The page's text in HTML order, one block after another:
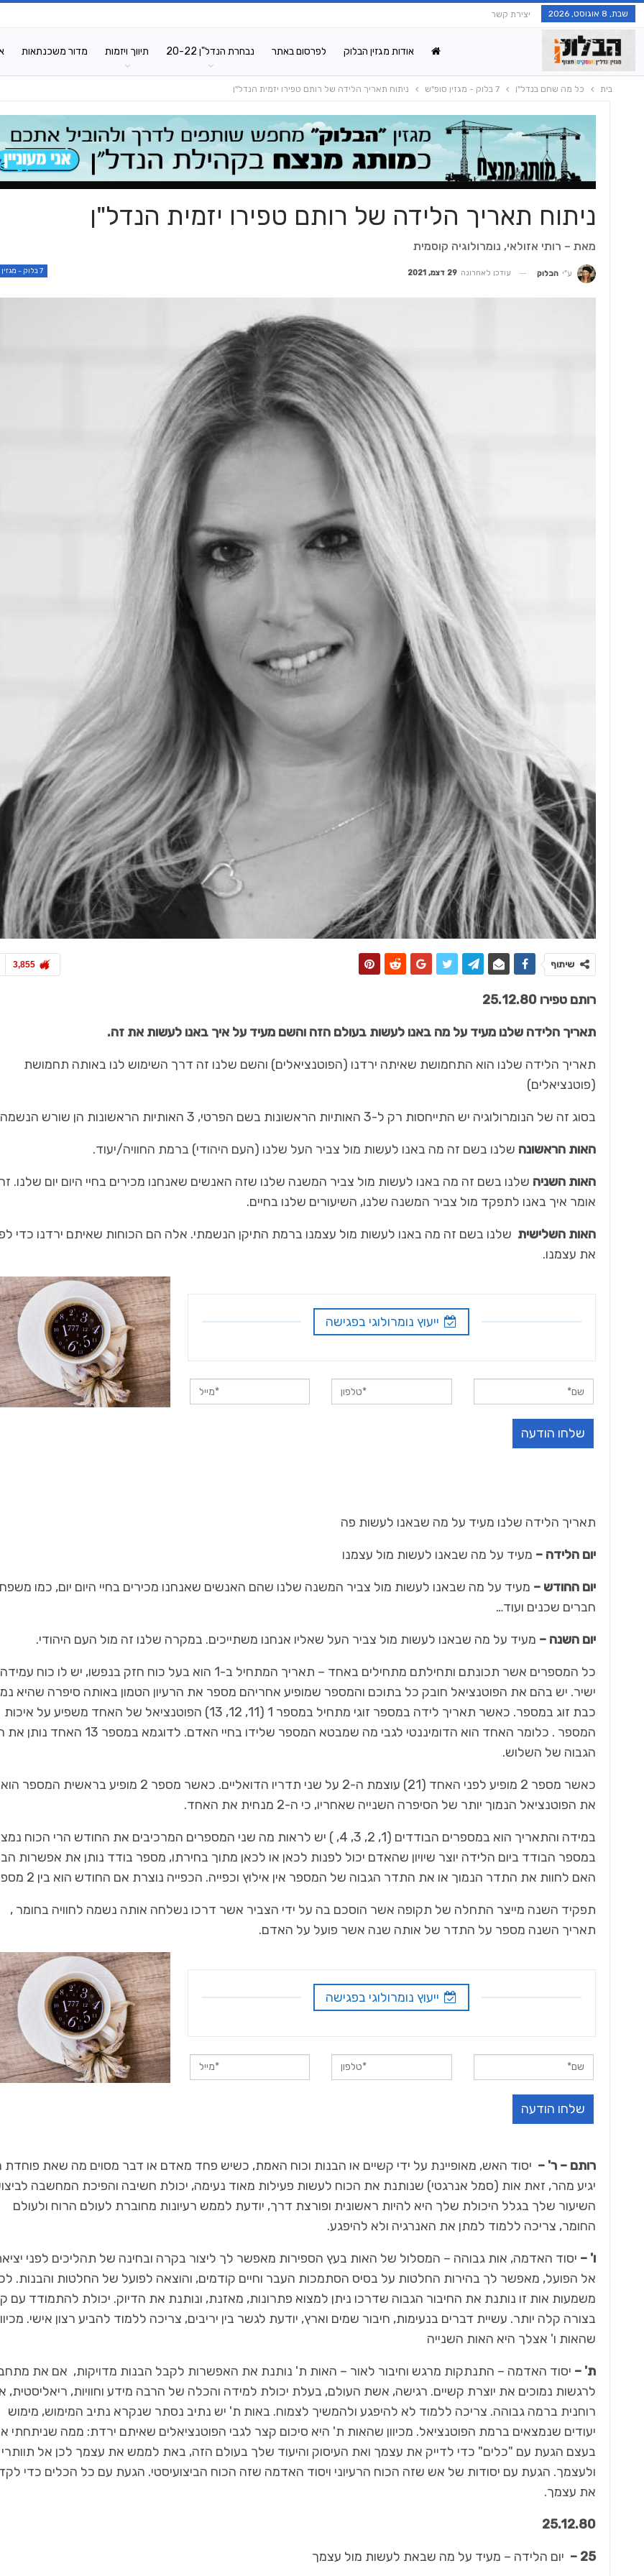
שבת, 8 אוגוסט, 2026 יצירת קשר
אודות מגזין הבלוק לפרסום באתר נבחרת הנדל"ן 20-22 תיווך ויזמות מדור משכנתאות
בית כל מה שחם בנדל"ן 7 בלוק - מגזין סופ"ש ניתוח תאריך הלידה של רותם טפירו יזמית הנדל"ן
ניתוח תאריך הלידה של רותם טפירו יזמית הנדל"ן
מאת – רותי אזולאי, נומרולוגיה קוסמית
7 בלוק - מגזין סופ"ש ע"י הבלוק עודכן לאחרונה 29 דצמ, 2021
3,855 שיתוף
רותם טפירו 25.12.80
תאריך הלידה שלנו מעיד על מה באנו לעשות בעולם הזה והשם מעיד על איך באנו לעשות את זה.
תאריך הלידה שלנו הוא התחמושת שאיתה ירדנו (הפוטנציאלים) והשם שלנו זה דרך השימוש לנו באותה תחמושת
(פוטנציאלים)
בסוג זה של הנומרולוגיה יש התייחסות רק ל-3 האותיות הראשונות בשם הפרטי, 3 האותיות הראשונות הן שורש הנשמה.
האות הראשונה שלנו בשם זה מה באנו לעשות מול צביר העל שלנו (העם היהודי) ברמת החוויה/יעוד.
האות השניה שלנו בשם זה מה באנו לעשות מול צביר המשנה שלנו שזה האנשים שאנחנו מכירים בחיי היום יום שלנו.
אומר איך באנו לתפקד מול צביר המשנה שלנו, השיעורים שלנו בחיים.
האות השלישית שלנו בשם זה מה באנו לעשות מול עצמנו ברמת התיקן הנשמתי. אלה הם הכוחות שאיתם ירדנו כדי
את עצמנו.
ייעוץ נומרולוגי בפגישה
תאריך הלידה שלנו מעיד על מה שבאנו לעשות פה
יום הלידה – מעיד על מה שבאנו לעשות מול עצמנו
יום החודש – מעיד על מה שבאנו לעשות מול צביר המשנה שלנו שהם האנשים שאנחנו מכירים בחיי היום יום, כמו
חברים שכנים ועוד…
יום השנה – מעיד על מה שבאנו לעשות מול צביר העל שאליו אנחנו משתייכים. במקרה שלנו זה מול העם היהודי.
כל המספרים אשר תכונתם ותחילתם מתחילים באחד – תאריך המתחיל ב-1 הוא בעל כוח חזק בנפשו, יש לו
ישיר. יש בהם את הפוטנציאל חובק כל בתוכם והמספר שמופיע אחריהם מספר את הרעיון הטמון באותה סיפרה שהיא
כבת זוג במספר. כאשר תאריך לידה במספר זוגי מתחיל במספר 1 (11, 12, 13) הפוטנציאל של האחד משפיע על איכות
המספר . כלומר האחד הוא הדומיננטי לגבי מה שמבטא המספר שלידו בחיי האדם. לדוגמא
הגבוה של השלוש.
כאשר מספר 2 מופיע לפני האחד (21) עוצמת ה-2 על שני תדריו הדואליים. כאשר מספר 2 מופיע
את הפוטנציאל הנמוך יותר של הסיפרה השנייה שאחריו, כי ה-2 מנחית את האחד.
במידה והתאריך הוא במספרים הבודדים (1, 2, 3, 4, ) יש לראות מה שני המספרים המרכיבים את החודש הרי הכוח
במספר הבודד ביום הלידה יוצר שיויון שהאדם יכול לפנות לכאן או לכאן מתוך בחירתו, מספר בודד נותן את אפשרות
האם לחוות את התדר הנמוך או את התדר הגבוה של המספר אין אילוץ וכפייה. הכפייה נוצרת אם החודש הוא בין 2 מספרים
תפקיד השנה מייצר התחלה של תקופה אשר הוסכם בה על ידי הצביר אשר דרכו נשלחה אותה נשמה לחוויה בחומר ,
תאריך השנה מספר על התדר של אותה שנה אשר פועל על האדם.
ייעוץ נומרולוגי בפגישה
רותם – ר' – יסוד האש, מאופיינת על ידי קשיים או הבנות וכוח האמת, כשיש פחד מאדם או דבר מסוים מה שאת פוחדת
יגיע מהר, זאת אות (סמל אנרגטי) שנותנת את הכוח לעשות פעילות מאוד נעימה, יכולת חשיבה והפיכת המחשבה
השיעור שלך בגלל היכולת שלך היא להיות ראשונית ופורצת דרך, יודעת לממש רעיונות מחוברת לעולם הרוח ולעולם
החומר, צריכה ללמוד למתן את האנרגיה ולא להיפגע.
ו' – יסוד האדמה, אות גבוהה – המסלול של האות בעץ הספירות מאפשר לך ליצור בקרה ובחינה של תהליכים לפני
אל הפועל, מאפשר לך בהירות החלטות על בסיס הסתמכות העבר וחיים קודמים, והוצאה לפועל של החלטות והבנות.
משמעות אות זו נותנת את החיבור הגבוה שדרכו ניתן למצוא פתרונות, מאזנת, ונותנת את הדיוק. יכולת להתמודד עם
בצורה קלה יותר. עשיית דברים בנעימות, חיבור שמים וארץ, יודעת לגשר בין יריבים, צריכה ללמוד להביע רצון אישי.
שהאות ו' אצלך היא האות השנייה
ת' – יסוד האדמה – התנתקות מרגש וחיבור לאור – האות ת' נותנת את האפשרות לקבל הבנות מדויקות, אם את
לרגשות נמוכים את יוצרת קשיים. רגישה, אשת העולם, בעלת יכולת למידה והכלה של הרבה מידע וחוויות, ריאליסטית,
רוחנית ברמה גבוהה. צריכה ללמוד לא להיפגע ולהמשיך לצמוח. באות ת' יש נתיב נסתר שנקרא נתיב המימוש, מימוש
יעודים שנמצאים ברמת הפוטנציאל. מכיוון שהאות ת' היא סיכום קצר לגבי הפוטנציאלים שאיתם ירדת: ממה שניתחתי
בעצם הגעת עם "כלים" כדי לדייק את עצמך ואת העיסוק והיעוד שלך בעולם הזה, באת לממש את עצמך לכן אל
ולעצמך. הגעת עם יסודות של אש שזה הכוח הרעיוני ויסוד האדמה שזה הכוח הביצועיסטי. הגעת עם כל הכלים כדי
את עצמך.
25.12.80
25 – יום הלידה – מעיד על מה שבאת לעשות מול עצמך
עו"ד נטלי עברון – שותפה במשרד "שטייף
אדריכלות ועיצוב